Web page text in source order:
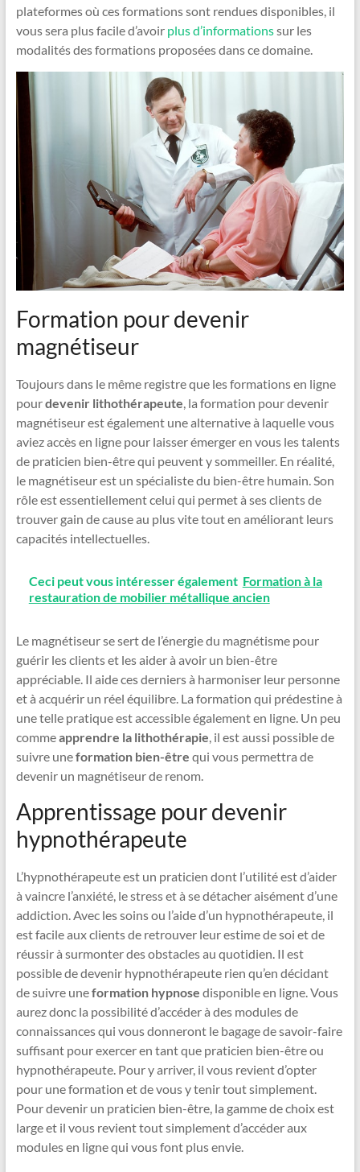
plateformes où ces formations sont rendues disponibles, il
vous sera plus facile d’avoir plus d’informationssur les
modalités des formations proposées dans ce domaine.
Formation pour devenir
magnétiseur
Toujours dans le même registre que les formations en ligne
pourdevenir lithothérapeute, la formation pour devenir
magnétiseur est également une alternative à laquelle vous
aviez accès en ligne pour laisser émerger en vous les talents
de praticien bien-être qui peuvent y sommeiller. En réalité,
le magnétiseur est un spécialiste du bien-être humain. Son
rôle est essentiellement celui qui permet à ses clients de
trouver gain de cause au plus vite tout en améliorant leurs
capacités intellectuelles.
Ceci peut vous intéresser également Formation à la
restauration de mobilier métallique ancien
Le magnétiseur se sert de l’énergie du magnétisme pour
guérir les clients et les aider à avoir un bien-être
appréciable. Il aide ces derniers à harmoniser leur personne
et à acquérir un réel équilibre. La formation qui prédestine à
une telle pratique est accessible également en ligne. Un peu
commeapprendre la lithothérapie, il est aussi possible de
suivre uneformation bien-être qui vous permettra de
devenir un magnétiseur de renom.
Apprentissage pour devenir
hypnothérapeute
L’hypnothérapeute est un praticien dont l’utilité est d’aider
à vaincre l’anxiété, le stress et à se détacher aisément d’une
addiction. Avec les soins ou l’aide d’un hypnothérapeute, il
est facile aux clients de retrouver leur estime de soi et de
réussir à surmonter des obstacles au quotidien. Il est
possible de devenir hypnothérapeute rien qu’en décidant
de suivre uneformation hypnose disponible en ligne. Vous
aurez donc la possibilité d’accéder à des modules de
connaissances qui vous donneront le bagage de savoir-faire
suffisant pour exercer en tant que praticien bien-être ou
hypnothérapeute. Pour y arriver, il vous revient d’opter
pour une formation et de vous y tenir tout simplement.
Pour devenir un praticien bien-être, la gamme de choix est
large et il vous revient tout simplement d’accéder aux
modules en ligne qui vous font plus envie.